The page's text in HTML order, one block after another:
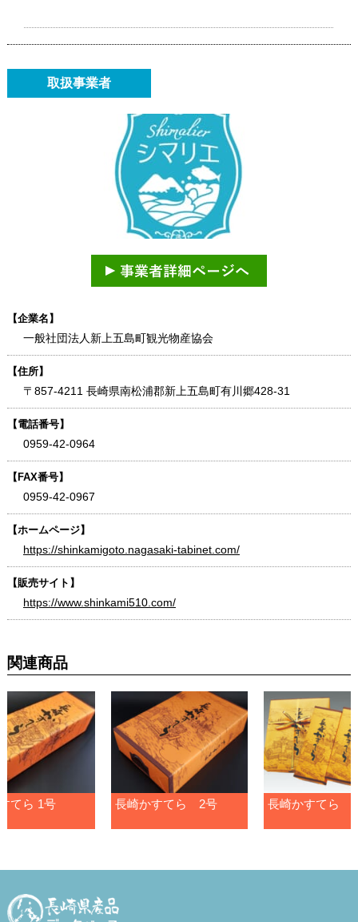
取扱事業者
【企業名】
一般社団法人新上五島町観光物産協会
【住所】
〒857-4211 長崎県南松浦郡新上五島町有川郷428-31
【電話番号】
0959-42-0964
【FAX番号】
0959-42-0967
【ホームページ】
https://shinkamigoto.nagasaki-tabinet.com/
【販売サイト】
https://www.shinkami510.com/
関連商品
てら 1号 長崎かすてら 2号 長崎かすてら